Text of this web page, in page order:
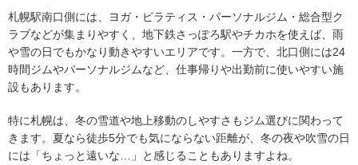
札幌駅南口側には、ヨガ・ピラティス・パーソナルジム・総合型ク
ラブなどが集まりやすく、地下鉄さっぽろ駅やチカホを使えば、雨
や雪の日でもかなり動きやすいエリアです。一方で、北口側には24
時間ジムやパーソナルジムなど、仕事帰りや出勤前に使いやすい施
設もあります。
特に札幌は、冬の雪道や地上移動のしやすさもジム選びに関わって
きます。夏なら徒歩5分でも気にならない距離が、冬の夜や吹雪の日
には「ちょっと遠いな…」と感じることもありますよね。